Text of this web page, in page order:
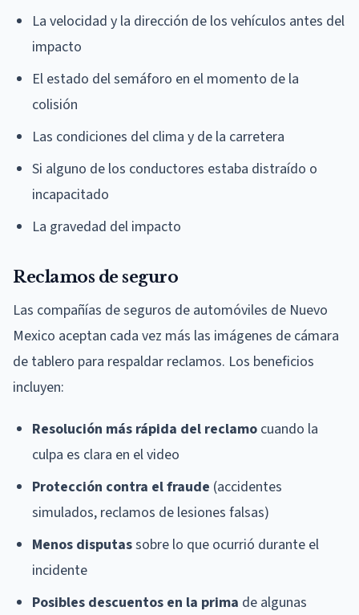
La velocidad y la dirección de los vehículos antes del
impacto
El estado del semáforo en el momento de la
colisión
Las condiciones del clima y de la carretera
Si alguno de los conductores estaba distraído o
incapacitado
La gravedad del impacto
Reclamos de seguro
Las compañías de seguros de automóviles de Nuevo
Mexico aceptan cada vez más las imágenes de cámara
de tablero para respaldar reclamos. Los beneficios
incluyen:
Resolución más rápida del reclamo cuando la
culpa es clara en el video
Protección contra el fraude (accidentes
simulados, reclamos de lesiones falsas)
Menos disputassobre lo que ocurrió durante el
incidente
Posibles descuentos en la prima de algunas